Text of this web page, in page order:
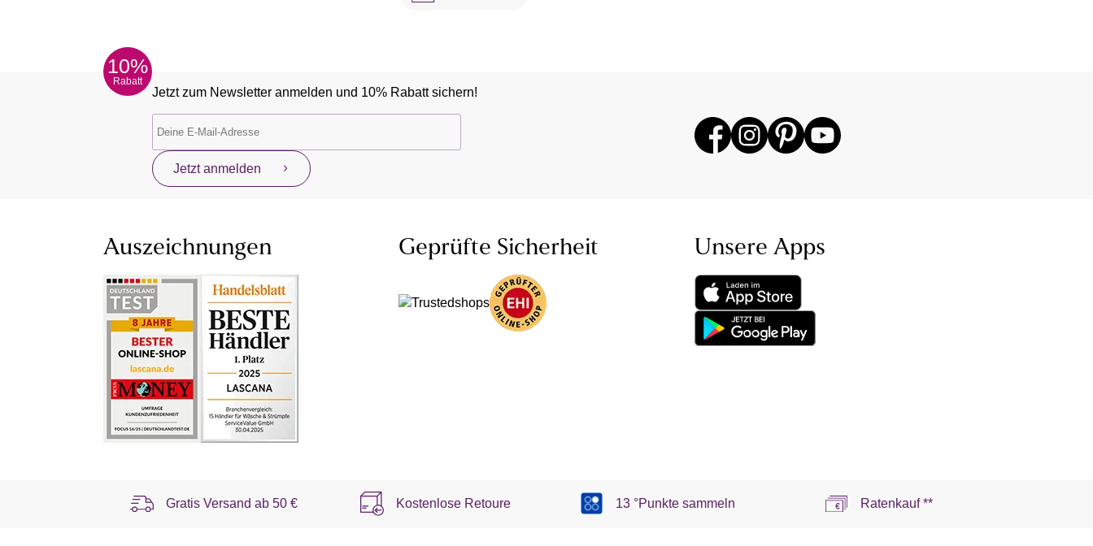
10%
Rabatt
Jetzt zum Newsletter anmelden und 10% Rabatt sichern!
Jetzt anmelden
Auszeichnungen Geprüfte Sicherheit Unsere Apps
Gratis Versand ab50 € Kostenlose Retoure 13 °Punkte sammeln Ratenkauf **